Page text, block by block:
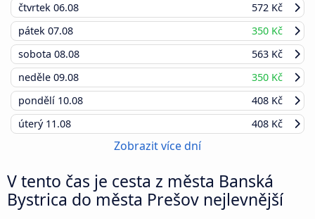
čtvrtek 06.08
572 Kč
pátek 07.08
350 Kč
sobota 08.08
563 Kč
neděle 09.08
350 Kč
pondělí 10.08
408 Kč
úterý 11.08 408 Kč
Zobrazit více dní
V tento čas je cesta z města Banská
Bystrica do města Prešov nejlevnější